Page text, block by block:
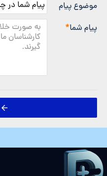
موضوع پیام
پیام شما